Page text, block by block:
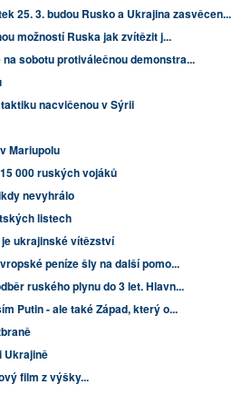
25. 3. budou Rusko a Ukrajina zasvěcen...
možností Ruska jak zvítězit j...
sobotu protiválečnou demonstra...
nacvičenou v Sýrii
Mariupolu
000 ruských vojáků
nevyhrálo
listech
ukrajinské vítězství
peníze šly na další pomo...
ruského plynu do 3 let. Hlavn...
Putin - ale také Západ, který o...
Ukrajině
film z výšky...